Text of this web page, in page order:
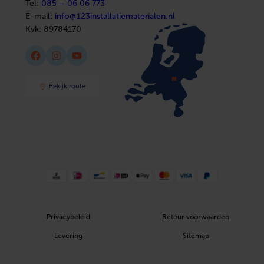
Tel: 085 – 06 06 773
E-mail: info@123installatiematerialen.nl
Kvk: 89784170
Facebook Instagram YouTube
Bekijk route
Privacybeleid Retour voorwaarden
Levering Sitemap